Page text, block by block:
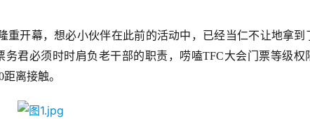
开幕，想必小伙伴在此前的活动中，已经当仁不让地拿到
君必须时时肩负老干部的职责，唠嗑TFC大会门票等级权
离接触。